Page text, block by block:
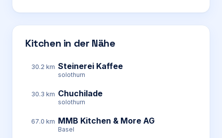
Kitchen in der Nähe
30.2 km Steinerei Kaffee
solothurn
30.3 km Chuchilade
solothurn
67.0 km MMB Kitchen & More AG
Basel